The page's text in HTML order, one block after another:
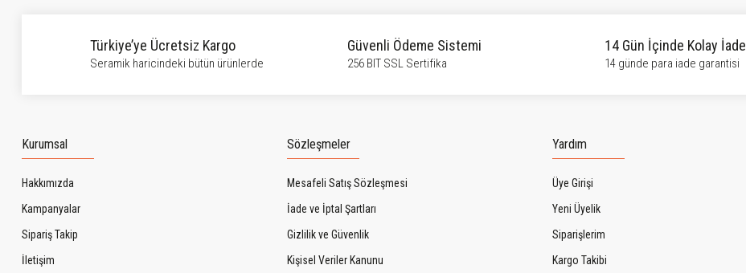
Türkiye’ye Ücretsiz Kargo
Seramik haricindeki bütün ürünlerde
Güvenli Ödeme Sistemi
256 BIT SSL Sertifika
14 Gün İçinde Kolay İade
14 günde para iade garantisi
Kurumsal
Hakkımızda
Kampanyalar
Sipariş Takip
İletişim
Sözleşmeler
Mesafeli Satış Sözleşmesi
İade ve İptal Şartları
Gizlilik ve Güvenlik
Kişisel Veriler Kanunu
Yardım
Üye Girişi
Yeni Üyelik
Siparişlerim
Kargo Takibi